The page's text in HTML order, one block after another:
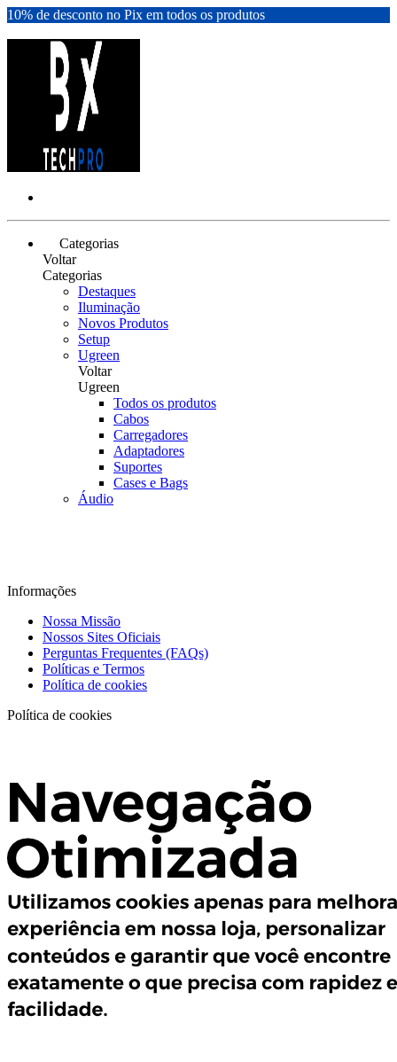
10% de desconto no Pix em todos os produtos
Categorias
Voltar
Categorias
Destaques
Iluminação
Novos Produtos
Setup
Ugreen
Voltar
Ugreen
Todos os produtos
Cabos
Carregadores
Adaptadores
Suportes
Cases e Bags
Áudio
Informações
Nossa Missão
Nossos Sites Oficiais
Perguntas Frequentes (FAQs)
Políticas e Termos
Política de cookies
Política de cookies